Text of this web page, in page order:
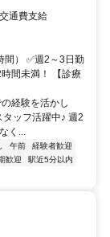
通費支給
間） ✅週2～3日勤
間未満！ 【診療
経験を活かし
ッフ活躍中♪ 週2
く...
午前
経験者歓迎
歓迎
駅近5分以内